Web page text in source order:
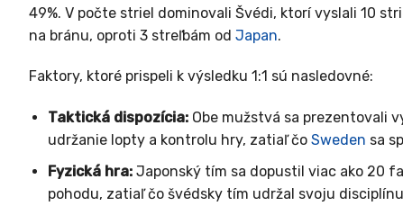
49%. V počte striel dominovali Švédi, ktorí vyslali 10
na bránu, oproti 3 streľbám od Japan.
Faktory, ktoré prispeli k výsledku 1:1 sú nasledovné:
Taktická dispozícia:Obe mužstvá sa prezentovali
udržanie lopty a kontrolu hry, zatiaľ čo Sweden sa
Fyzická hra:Japonský tím sa dopustil viac ako 20
pohodu, zatiaľ čo švédsky tím udržal svoju